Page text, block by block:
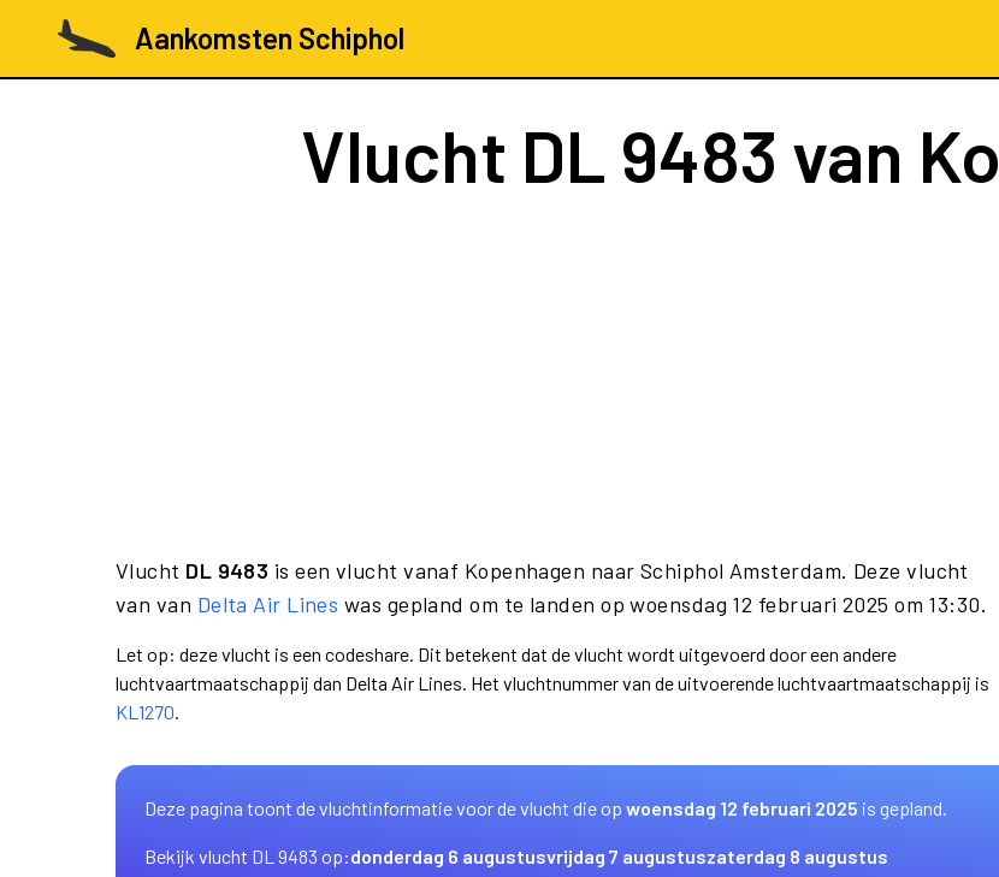
Aankomsten Schiphol
Vlucht DL 9483 van
Vlucht DL 9483 is een vlucht vanaf Kopenhagen naar Schiphol Amsterdam. Deze vlucht
van van Delta Air Lines was gepland om te landen op woensdag 12 februari 2025 om 13:30.
Let op: deze vlucht is een codeshare. Dit betekent dat de vlucht wordt uitgevoerd door een andere
luchtvaartmaatschappij dan Delta Air Lines. Het vluchtnummer van de uitvoerende luchtvaartmaatschappij is
KL1270.
Deze pagina toont de vluchtinformatie voor de vlucht die op woensdag 12 februari 2025 is gepland.
Bekijk vlucht DL 9483 op:donderdag 6 augustusvrijdag 7 augustuszaterdag 8 augustus